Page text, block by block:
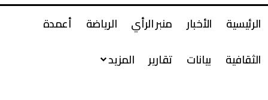
الرئيسية الأخبار منبر الرأي الرياضة
أعمدة
الثقافية
بيانات تقارير المزيد